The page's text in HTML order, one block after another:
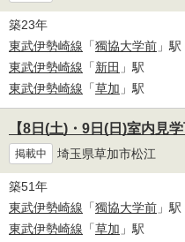
築23年
東武伊勢崎線 「獨協大学前 」駅
東武伊勢崎線 「新田 」駅
東武伊勢崎線 「草加 」駅
【8日(土)・9日(日)室内見
掲載中 埼玉県草加市松江
築51年
東武伊勢崎線 「獨協大学前 」駅
東武伊勢崎線 「草加 」駅